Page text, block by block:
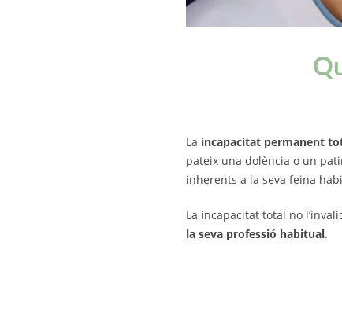
La incapacitat permanent
pateix una dolència o un
inherents a la seva feina
La incapacitat total no
la seva professió habitual.